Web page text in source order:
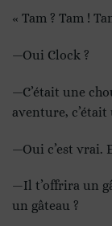
« Tam ? Tam !
—Oui Clock ?
—C’était une
aventure,
—Oui c’est vrai.
—Il t’offrira un
un gâteau ?